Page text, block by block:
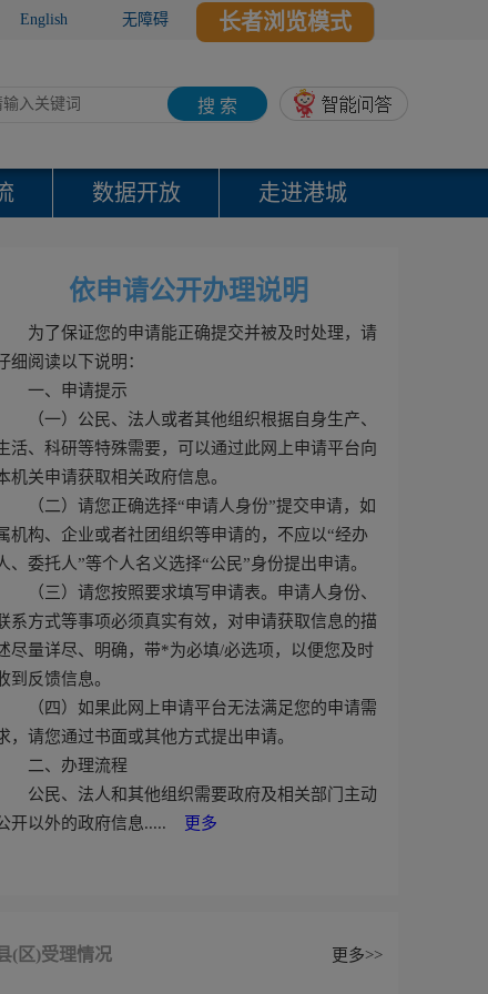
English 无障碍 长者浏览模式
搜 索
数据开放 走进港城
依申请公开办理说明
为了保证您的申请能正确提交并被及时处理，请
细阅读以下说明：
一、申请提示
（一）公民、法人或者其他组织根据自身生产、
活、科研等特殊需要，可以通过此网上申请平台向
机关申请获取相关政府信息。
（二）请您正确选择“申请人身份”提交申请，如
机构、企业或者社团组织等申请的，不应以“经办
、委托人”等个人名义选择“公民”身份提出申请。
（三）请您按照要求填写申请表。申请人身份、
系方式等事项必须真实有效，对申请获取信息的描
尽量详尽、明确，带*为必填/必选项，以便您及时
到反馈信息。
（四）如果此网上申请平台无法满足您的申请需
，请您通过书面或其他方式提出申请。
二、办理流程
公民、法人和其他组织需要政府及相关部门主动
开以外的政府信息.....
更多
(区)受理情况 更多>>